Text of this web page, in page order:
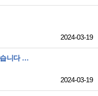
2024-03-19
영양사 보조 업무를 찾고 있습니다 유치원 보조를 희망합니다
2024-03-19